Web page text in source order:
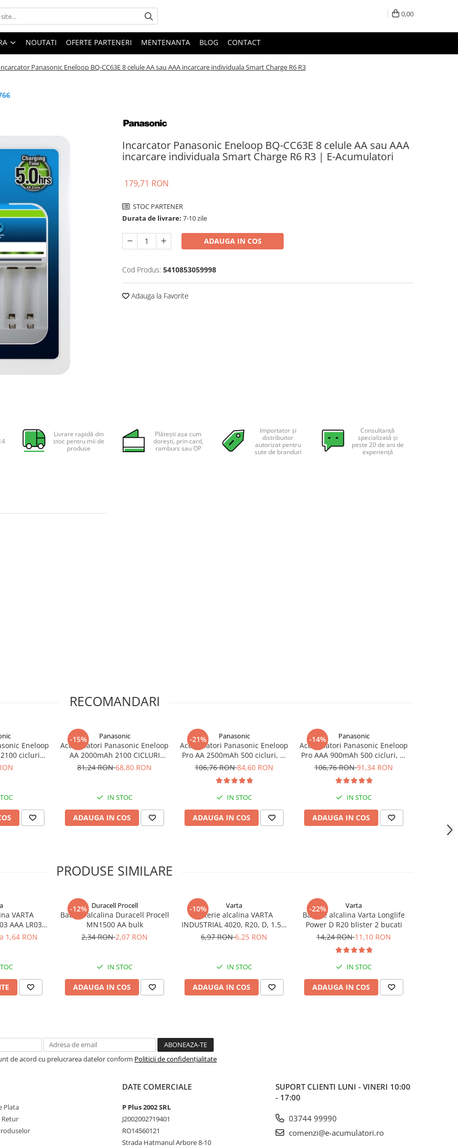
0,00
NOUTATI OFERTE PARTENERI MENTENANTA BLOG CONTACT
Panasonic Eneloop BQ-CC63E 8 celule AA sau AAA incarcare individuala Smart Charge R6 R3
Incarcator Panasonic Eneloop BQ-CC63E 8 celule AA sau AAA
incarcare individuala Smart Charge R6 R3 | E-Acumulatori
179,71 RON
STOC PARTENER
Durata de livrare: 7-10 zile
ADAUGA IN COS
Cod Produs: 5410853059998
Adauga la Favorite
Livrare rapidă din
stoc pentru mii de
produse
Plătești așa cum
dorești, prin card,
ramburs sau OP
Importator și
distribuitor
autorizat pentru
sute de branduri
Consultanță
specializată și
peste 20 de ani de
experiență
RECOMANDARI
Eneloop
cicluri
4 buc BK-
-15% Panasonic
Acumulatori Panasonic Eneloop
AA 2000mAh 2100 CICLURI
preincarcati, blister 4 bucati
81,24 RON68,80 RON
IN STOC
ADAUGA IN COS
-21% Panasonic
Acumulatori Panasonic Eneloop
Pro AA 2500mAh 500 cicluri, bl
4 buc BK-3HCDE/4BE
106,76 RON84,60 RON
IN STOC
ADAUGA IN COS
-14% Panasonic
Acumulatori Panasonic Eneloop
Pro AAA 900mAh 500 cicluri, bl
4 buc BK-4HCCE/4BE
106,76 RON91,34 RON
IN STOC
ADAUGA IN COS
PRODUSE SIMILARE
VARTA
AAA LR03
1,64 RON
-12% Duracell Procell
Baterie alcalina Duracell Procell
MN1500 AA bulk
2,34 RON2,07 RON
IN STOC
ADAUGA IN COS
-10% Varta
Baterie alcalina VARTA
INDUSTRIAL 4020, R20, D, 1.5V,
bulk
6,97 RON6,25 RON
IN STOC
ADAUGA IN COS
-22% Varta
Baterie alcalina Varta Longlife
Power D R20 blister 2 bucati
14,24 RON11,10 RON
IN STOC
ADAUGA IN COS
de acord cu prelucrarea datelor conform Politicii de confidențialitate
Plata
Retur
DATE COMERCIALE
P Plus 2002 SRL
J2002002719401
RO14560121
Strada Hatmanul Arbore 8-10
SUPORT CLIENTI LUNI - VINERI 10:00
- 17:00
03744 99990
comenzi@e-acumulatori.ro